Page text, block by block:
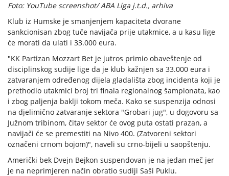
Foto: YouTube screenshot/ ABA Liga j.t.d., arhiva
Klub iz Humske je smanjenjem kapaciteta dvorane
sankcionisan zbog tuče navijača prije utakmice, a u kasu lige
će morati da ulati i 33.000 eura.
"KK Partizan Mozzart Bet je jutros primio obaveštenje od
disciplinskog sudije lige da je klub kažnjen sa 33.000 eura i
zatvaranjem određenog dijela gladališta zbog incidenta koji je
prethodio utakmici broj tri finala regionalnog šampionata, kao
i zbog paljenja baklji tokom meča. Kako se suspenzija odnosi
na djelimično zatvaranje sektora "Grobari jug", u dogovoru sa
Južnom tribinom, čitav sektor će ovog puta ostati prazan, a
navijači će se premestiti na Nivo 400. (Zatvoreni sektori
označeni crnom bojom)", naveli su crno-bijeli u saopštenju.
Američki bek Dvejn Bejkon suspendovan je na jedan meč jer
je na neprimjeren način obratio sudiji Saši Puklu.